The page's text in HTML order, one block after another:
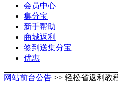
会员中心
集分宝
新手帮助
商城返利
签到送集分宝
优惠
网站前台公告 >> 轻松省返利教